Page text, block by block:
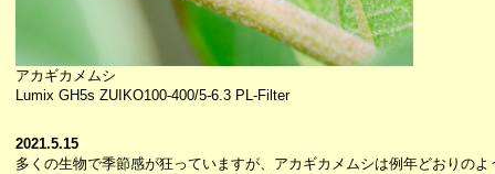
アカギカメムシ
Lumix GH5s ZUIKO100-400/5-6.3 PL-Filter
2021.5.15
多くの生物で季節感が狂っていますが、アカギカメムシは例年どおりのよ